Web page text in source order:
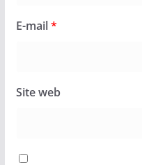
E-mail*
Site web